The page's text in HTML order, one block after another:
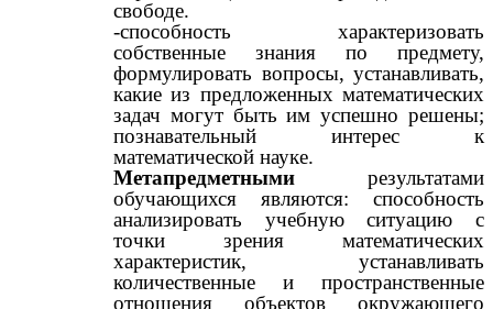
свободе.
-способность характеризовать
собственные знания по предмету,
формулировать вопросы, устанавливать,
какие из предложенных математических
задач могут быть им успешно решены;
познавательный интерес к
математической науке.
Метапредметными результатами
обучающихся являются: способность
анализировать учебную ситуацию с
точки зрения математических
характеристик, устанавливать
количественные и пространственные
отношения объектов окружающего